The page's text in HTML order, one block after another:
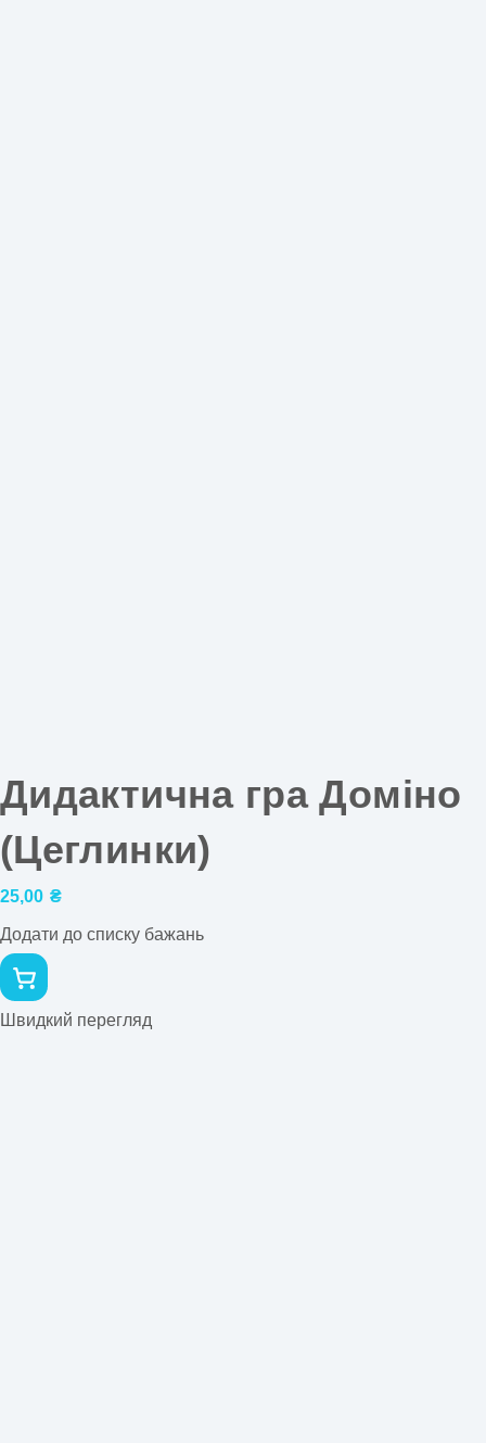
Дидактична гра Доміно
(Цеглинки)
25,00 ₴
Додати до списку бажань
Швидкий перегляд